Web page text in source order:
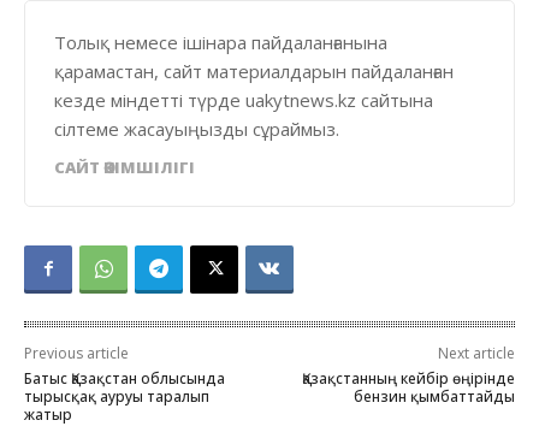
Толық немесе ішінара пайдаланғанына
қарамастан, сайт материалдарын пайдаланған
кезде міндетті түрде uakytnews.kz сайтына
сілтеме жасауыңызды сұраймыз.
САЙТ ӘКІМШІЛІГІ
Previous article
Батыс Қазақстан облысында
тырысқақ ауруы таралып
жатыр
Next article
Қазақстанның кейбір өңірінде
бензин қымбаттайды